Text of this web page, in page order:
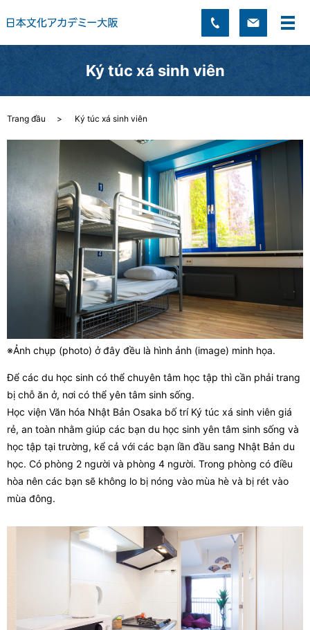
Ký túc xá sinh viên
Trang đầu Ký túc xá sinh viên
※Ảnh chụp (photo) ở đây đều là hình ảnh (image) minh họa.
Để các du học sinh có thể chuyên tâm học tập thì cần phải trang
bị chỗ ăn ở, nơi có thể yên tâm sinh sống.
Học viện Văn hóa Nhật Bản Osaka bố trí Ký túc xá sinh viên giá
rẻ, an toàn nhằm giúp các bạn du học sinh yên tâm sinh sống và
học tập tại trường, kể cả với các bạn lần đầu sang Nhật Bản du
học. Có phòng 2 người và phòng 4 người. Trong phòng có điều
hòa nên các bạn sẽ không lo bị nóng vào mùa hè và bị rét vào
mùa đông.